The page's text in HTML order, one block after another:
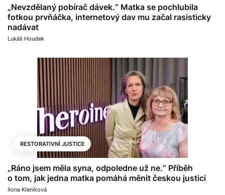
„Nevzdělaný pobírač dávek.“ Matka se pochlubila
fotkou prvňáčka, internetový dav mu začal rasisticky
nadávat
Lukáš Houdek
RESTORATIVNÍ JUSTICE
„Ráno jsem měla syna, odpoledne už ne.“ Příběh
o tom, jak jedna matka pomáhá měnit českou justici
Ilona Kleníková